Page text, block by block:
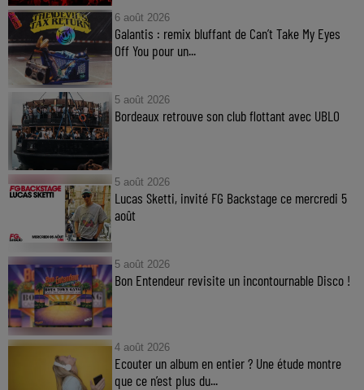
6 août 2026
Galantis : remix bluffant de Can’t Take My Eyes
Off You pour un...
5 août 2026
Bordeaux retrouve son club flottant avec UBLO
5 août 2026
Lucas Sketti, invité FG Backstage ce mercredi 5
août
5 août 2026
Bon Entendeur revisite un incontournable Disco !
4 août 2026
Ecouter un album en entier ? Une étude montre
que ce n’est plus du...